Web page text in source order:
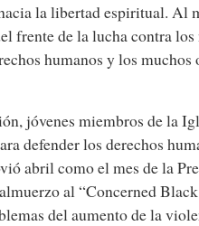
la libertad espiritual. Al
frente de la lucha contra
humanos y los muchos
jóvenes miembros de la
defender los derechos
abril como el mes de la
al “Concerned
del aumento de la